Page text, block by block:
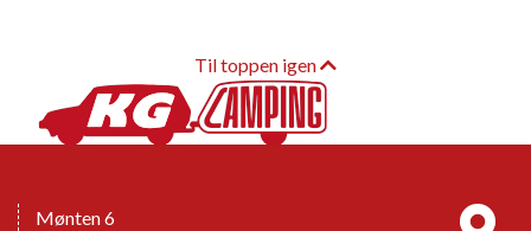
Til toppen igen
Mønten 6